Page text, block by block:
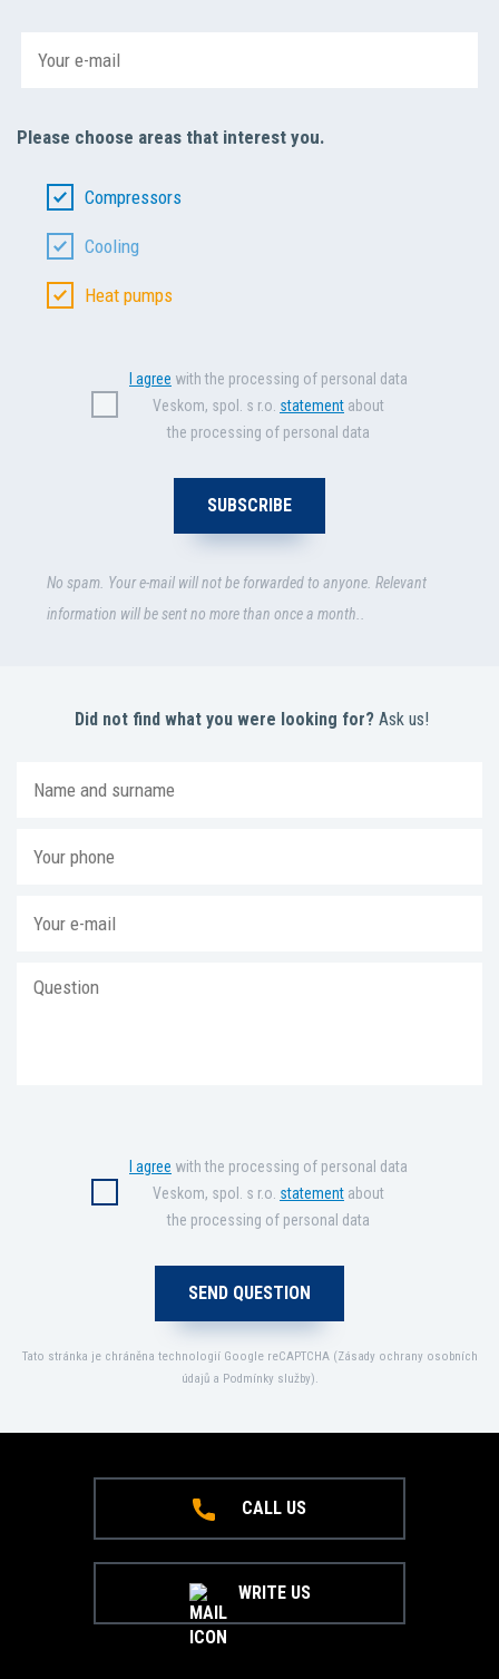
Please choose areas that interest you.
Compressors
Cooling
Heat pumps
I agree with the processing of personal data
Veskom, spol. s r.o. statement about
the processing of personal data
No spam. Your e-mail will not be forwarded to anyone. Relevant
information will be sent no more than once a month..
Did not find what you were looking for? Ask us!
I agree with the processing of personal data
Veskom, spol. s r.o. statement about
the processing of personal data
Tato stránka je chráněna technologií Google reCAPTCHA (Zásady ochrany osobních
údajůa Podmínky služby).
CALL US
WRITE US